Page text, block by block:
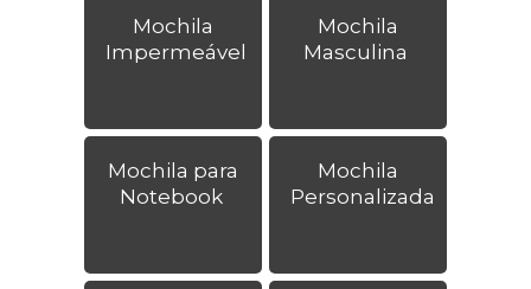
Mochila
Impermeável
Mochila
Masculina
Mochila para
Notebook
Mochila
Personalizada